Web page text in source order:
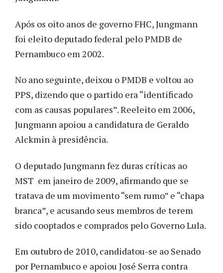
Após os oito anos de governo FHC, Jungmann
foi eleito deputado federal pelo PMDB de
Pernambuco em 2002.
No ano seguinte, deixou o PMDB e voltou ao
PPS, dizendo que o partido era “identificado
com as causas populares”. Reeleito em 2006,
Jungmann apoiou a candidatura de Geraldo
Alckmin à presidência.
O deputado Jungmann fez duras críticas ao
MST em janeiro de 2009, afirmando que se
tratava de um movimento “sem rumo” e “chapa
branca”, e acusando seus membros de terem
sido cooptados e comprados pelo Governo Lula.
Em outubro de 2010, candidatou-se ao Senado
por Pernambuco e apoiou José Serra contra